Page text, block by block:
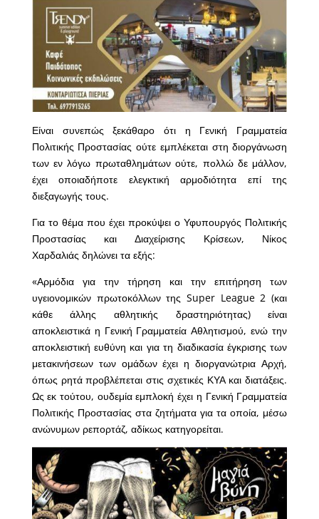
Είναι συνεπώς ξεκάθαρο ότι η Γενική Γραμματεία
Πολιτικής Προστασίας ούτε εμπλέκεται στη διοργάνωση
των εν λόγω πρωταθλημάτων ούτε, πολλώ δε μάλλον,
έχει οποιαδήποτε ελεγκτική αρμοδιότητα επί της
διεξαγωγής τους.
Για το θέμα που έχει προκύψει ο Υφυπουργός Πολιτικής
Προστασίας και Διαχείρισης Κρίσεων, Νίκος
Χαρδαλιάς δηλώνει τα εξής:
«Αρμόδια για την τήρηση και την επιτήρηση των
υγειονομικών πρωτοκόλλων της Super League 2 (και
κάθε άλλης αθλητικής δραστηριότητας) είναι
αποκλειστικά η Γενική Γραμματεία Αθλητισμού, ενώ την
αποκλειστική ευθύνη και για τη διαδικασία έγκρισης των
μετακινήσεων των ομάδων έχει η διοργανώτρια Αρχή,
όπως ρητά προβλέπεται στις σχετικές ΚΥΑ και διατάξεις.
Ως εκ τούτου, ουδεμία εμπλοκή έχει η Γενική Γραμματεία
Πολιτικής Προστασίας στα ζητήματα για τα οποία, μέσω
ανώνυμων ρεπορτάζ, αδίκως κατηγορείται.